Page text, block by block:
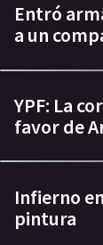
Entró
a un
YPF: La
favor de
Infierno
pintura